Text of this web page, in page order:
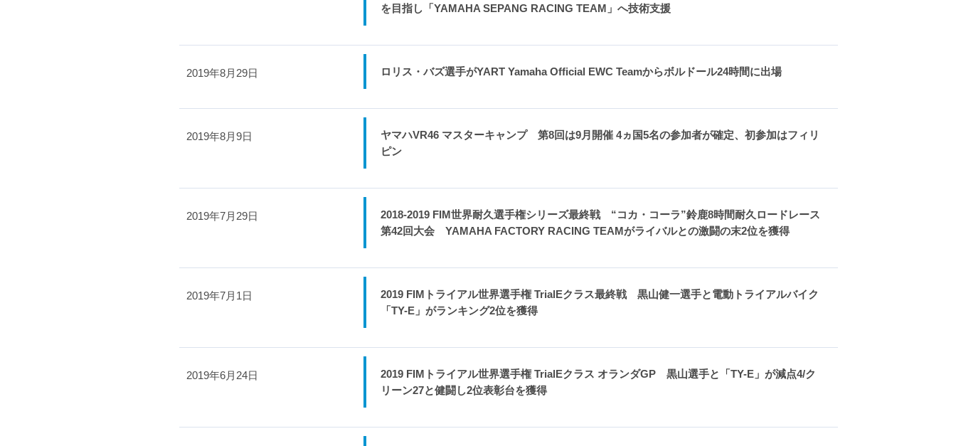
を目指し「YAMAHA SEPANG RACING TEAM」へ技術支援
2019年8月29日 ロリス・バズ選手がYART Yamaha Official EWC Teamからボルドール24時間に出場
2019年8月9日
ヤマハVR46 マスターキャンプ 第8回は9月開催 4ヵ国5名の参加者が確定、初参加はフィリ
ピン
2019年7月29日
2018-2019 FIM世界耐久選手権シリーズ最終戦 “コカ・コーラ”鈴鹿8時間耐久ロードレース
第42回大会 YAMAHA FACTORY RACING TEAMがライバルとの激闘の末2位を獲得
2019年7月1日
2019 FIMトライアル世界選手権 TrialEクラス最終戦 黒山健一選手と電動トライアルバイク
「TY-E」がランキング2位を獲得
2019年6月24日
2019 FIMトライアル世界選手権 TrialEクラス オランダGP 黒山選手と「TY-E」が減点4/ク
リーン27と健闘し2位表彰台を獲得